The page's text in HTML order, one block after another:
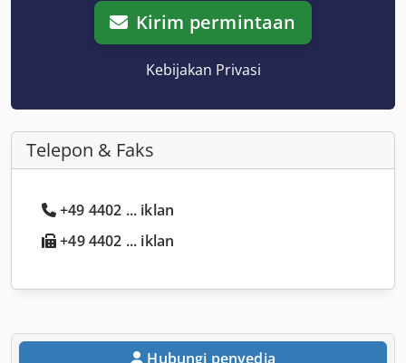
Kirim permintaan
Kebijakan Privasi
Telepon & Faks
+49 4402 ... iklan
+49 4402 ... iklan
Hubungi penyedia